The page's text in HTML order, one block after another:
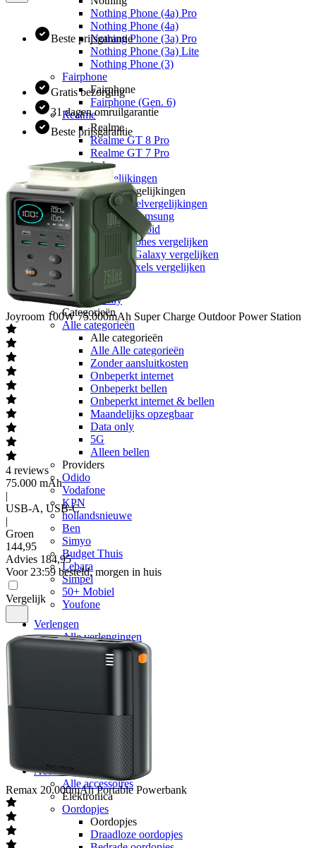
Nothing Phone (4a) Pro
Nothing Phone (4a)
Nothing Phone (3a) Pro
Nothing Phone (3a) Lite
Nothing Phone (3)
Fairphone
Fairphone
Fairphone (Gen. 6)
Realme
Realme
Realme GT 8 Pro
Realme GT 7 Pro
Keuzehulp
Toestelvergelijkingen
Toestelvergelijkingen
Alle Toestelvergelijkingen
Apple vs Samsung
iOS vs Android
Apple iPhones vergelijken
Samsung Galaxy vergelijken
Google Pixels vergelijken
Sim only
Alle sim only
Categorieën
Alle categorieën
Alle categorieën
Alle Alle categorieën
Zonder aansluitkosten
Onbeperkt internet
Onbeperkt bellen
Onbeperkt internet & bellen
Maandelijks opzegbaar
Data only
5G
Alleen bellen
Providers
Odido
Vodafone
KPN
hollandsnieuwe
Ben
Simyo
Budget Thuis
Lebara
Simpel
50+ Mobiel
Youfone
Verlengen
Alle verlengingen
Huidige provider
Ben
Lebara
50+ Mobiel
Youfone
Accessoires
Alle accessoires
Elektronica
Oordopjes
Oordopjes
Draadloze oordopjes
Beste prijsgarantie
Gratis bezorging
31 dagen omruilgarantie
Beste prijsgarantie
Joyroom 100W 75.000mAh Super Charge Outdoor Power Station
4 reviews
75.000 mAh
|
USB-A, USB-C
|
Groen
144,95
Advies 184,95
Voor 23:59 besteld, morgen in huis
Vergelijk
Remax 20.000mAh Portable Powerbank